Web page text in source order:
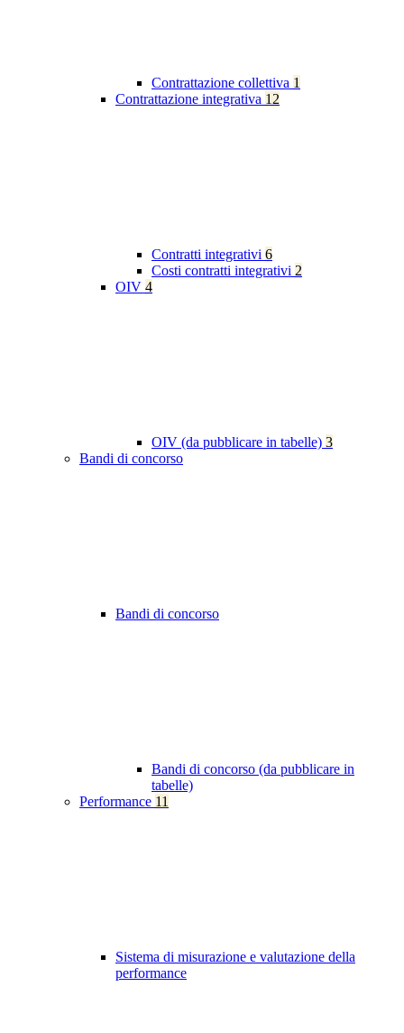
Contrattazione collettiva 1
Contrattazione integrativa 12
Contratti integrativi 6
Costi contratti integrativi 2
OIV 4
OIV (da pubblicare in tabelle) 3
Bandi di concorso
Bandi di concorso
Bandi di concorso (da pubblicare in
tabelle)
Performance 11
Sistema di misurazione e valutazione della
performance